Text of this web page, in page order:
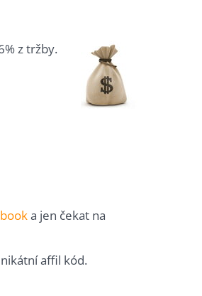
z tržby.
a jen čekat na
affil kód.